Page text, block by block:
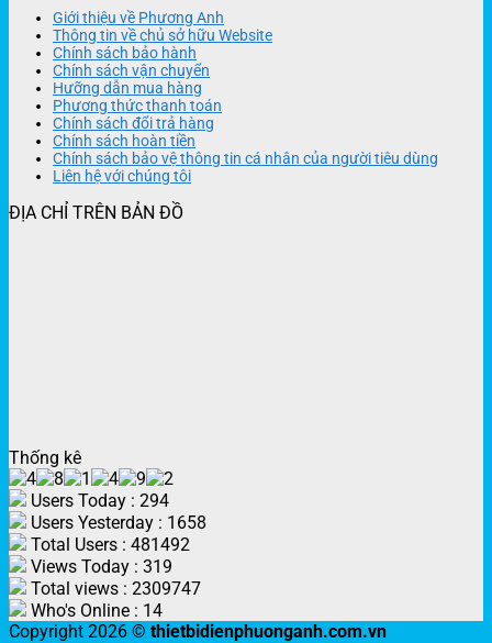
Giới thiệu về Phương Anh
Thông tin về chủ sở hữu Website
Chính sách bảo hành
Chính sách vận chuyển
Hưỡng dẫn mua hàng
Phương thức thanh toán
Chính sách đổi trả hàng
Chính sách hoàn tiền
Chính sách bảo vệ thông tin cá nhân của người tiêu dùng
Liên hệ với chúng tôi
ĐỊA CHỈ TRÊN BẢN ĐỒ
Thống kê
Users Today : 294
Users Yesterday : 1658
Total Users : 481492
Views Today : 319
Total views : 2309747
Who's Online : 14
Copyright 2026 © thietbidienphuonganh.com.vn